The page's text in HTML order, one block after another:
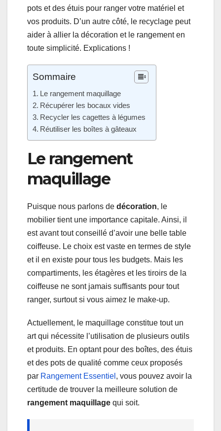
pots et des étuis pour ranger votre matériel et
vos produits. D’un autre côté, le recyclage peut
aider à allier la décoration et le rangement en
toute simplicité. Explications !
Sommaire
Le rangement maquillage
Récupérer les bocaux vides
Recycler les cagettes à légumes
Réutiliser les boîtes à gâteaux
Le rangement
maquillage
Puisque nous parlons de décoration, le
mobilier tient une importance capitale. Ainsi, il
est avant tout conseillé d’avoir une belle table
coiffeuse. Le choix est vaste en termes de style
et il en existe pour tous les budgets. Mais les
compartiments, les étagères et les tiroirs de la
coiffeuse ne sont jamais suffisants pour tout
ranger, surtout si vous aimez le make-up.
Actuellement, le maquillage constitue tout un
art qui nécessite l’utilisation de plusieurs outils
et produits. En optant pour des boîtes, des étuis
et des pots de qualité comme ceux proposés
par Rangement Essentiel , vous pouvez avoir la
certitude de trouver la meilleure solution de
rangement maquillage qui soit.